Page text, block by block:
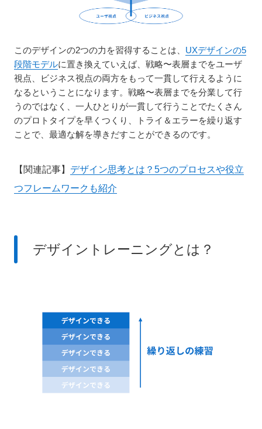
このデザインの2つの力を習得することは、 UXデザインの5
段階モデルに置き換えていえば、戦略〜表層までをユーザ
視点、ビジネス視点の両方をもって一貫して行えるように
なるということになります。戦略〜表層までを分業して行
うのではなく、一人ひとりが一貫して行うことでたくさん
のプロトタイプを早くつくり、トライ＆エラーを繰り返す
ことで、最適な解を導きだすことができるのです。
【関連記事】 デザイン思考とは？5つのプロセスや役立
つフレームワークも紹介
デザイントレーニングとは？